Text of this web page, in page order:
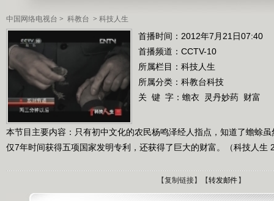
中国网络电视台 > 科教台 > 科技人生
首播时间：2012年7月21日07:40
首播频道： CCTV-10
所属栏目： 科技人生
所属分类：科教台科技
关 键 字： 蟾衣 灵丹妙药 财富
本节目主要内容：只有初中文化的农民杨鸣泽经人指点，知道了蟾蜍
仅7年时间获得五项国家发明专利，还获得了巨大的财富。（科技人生
【复制链接】【转发邮件 】